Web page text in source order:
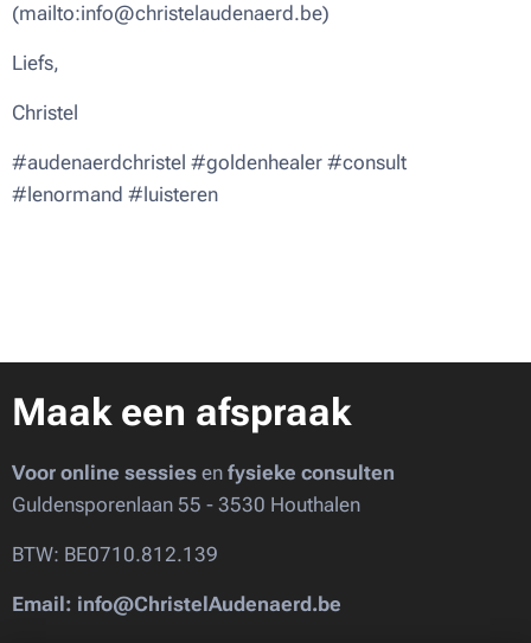
(mailto:info@christelaudenaerd.be)
Liefs,
Christel 💜
#audenaerdchristel #goldenhealer #consult
#lenormand #luisteren
Maak een afspraak
Voor online sessies en fysieke consulten
Guldensporenlaan 55 - 3530 Houthalen
BTW: BE0710.812.139
Email: info@ChristelAudenaerd.be